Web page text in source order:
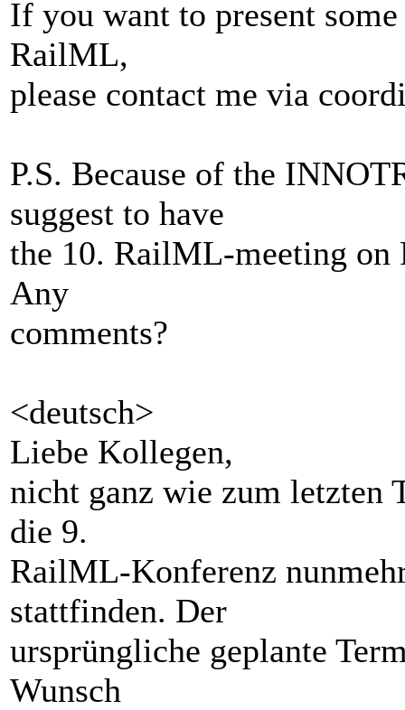
If you want to present
RailML,
please contact me via
P.S. Because of the
suggest to have
the 10. RailML-meeting on
Any
comments?
<deutsch>
Liebe Kollegen,
nicht ganz wie zum letzten
die 9.
RailML-Konferenz
stattfinden. Der
ursprüngliche geplante
Wunsch